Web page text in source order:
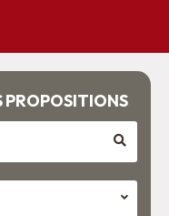
PROPOSITIONS